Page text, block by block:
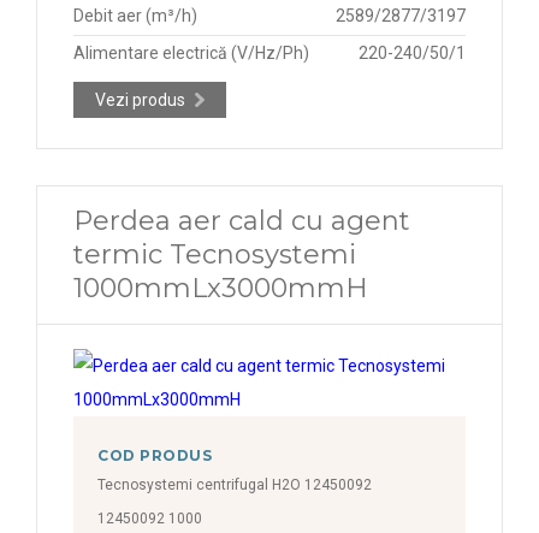
Debit aer (m³/h)
2589/2877/3197
Alimentare electrică (V/Hz/Ph)
220-240/50/1
Vezi produs
Perdea aer cald cu agent
termic Tecnosystemi
1000mmLx3000mmH
COD PRODUS
Tecnosystemi centrifugal H2O 12450092
12450092 1000